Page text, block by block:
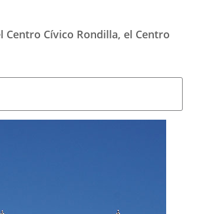
Cívico Rondilla, el Centro